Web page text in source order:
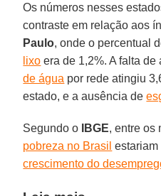
Os números nesses
contraste em relação aos
Paulo, onde o percentual
lixo era de 1,2%. A falta
de água por rede atingiu
estado, e a ausência de
Segundo o IBGE, entre os
pobreza no Brasil estariam
crescimento do